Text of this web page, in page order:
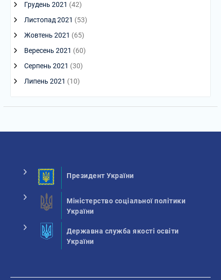
Грудень 2021 (42)
Листопад 2021 (53)
Жовтень 2021 (65)
Вересень 2021 (60)
Серпень 2021 (30)
Липень 2021 (10)
Президент України
Міністерство соціальної політики
України
Державна служба якості освіти
України